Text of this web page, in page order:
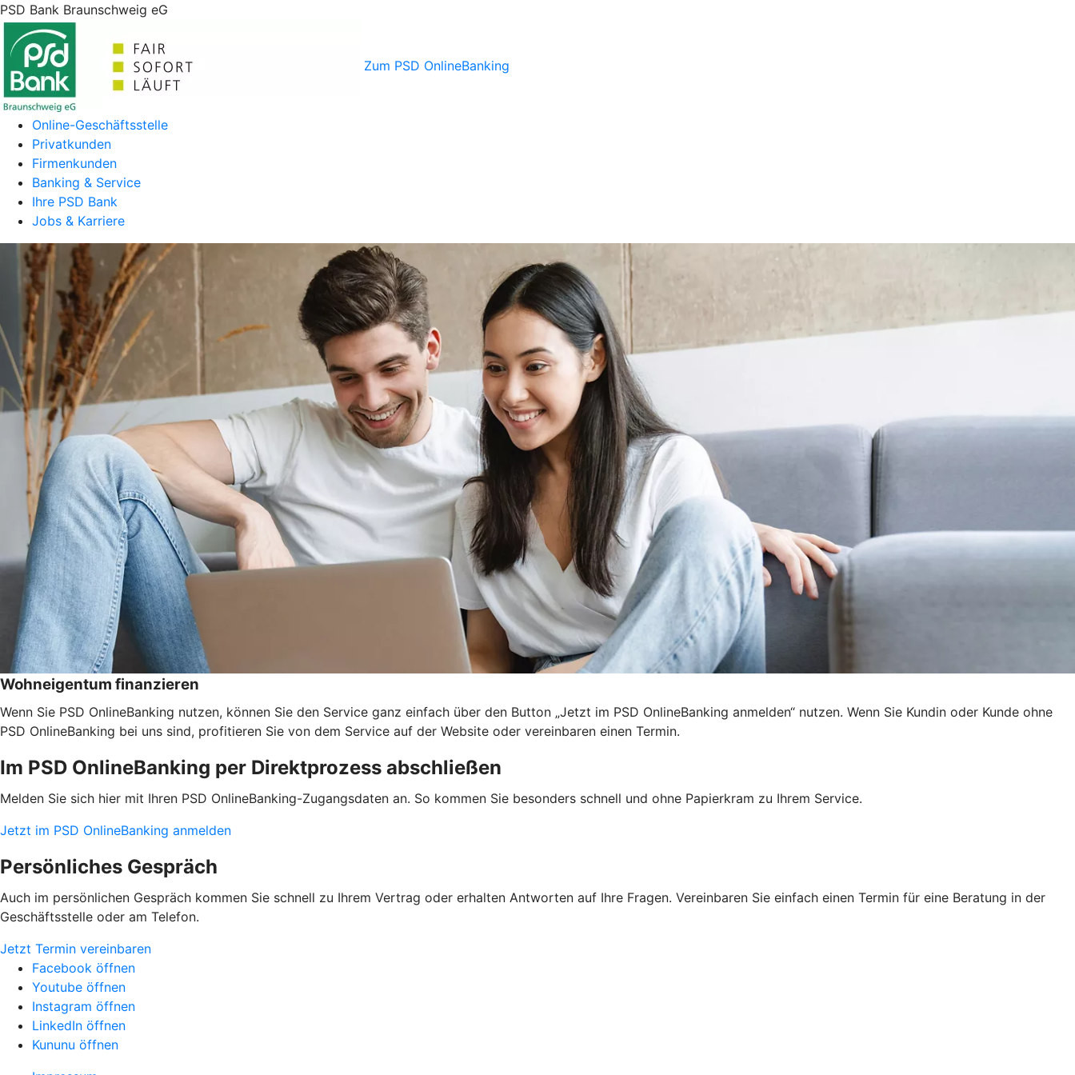
PSD Bank Braunschweig eG
Zum PSD OnlineBanking
Online-Geschäftsstelle
Privatkunden
Firmenkunden
Banking & Service
Ihre PSD Bank
Jobs & Karriere
Wohneigentum finanzieren
Wenn Sie PSD OnlineBanking nutzen, können Sie den Service ganz einfach über den Button „Jetzt im PSD OnlineBanking anmelden“ nutzen. Wenn Sie Kundin oder Kunde ohne
PSD OnlineBanking bei uns sind, profitieren Sie von dem Service auf der Website oder vereinbaren einen Termin.
Im PSD OnlineBanking per Direktprozess abschließen
Melden Sie sich hier mit Ihren PSD OnlineBanking-Zugangsdaten an. So kommen Sie besonders schnell und ohne Papierkram zu Ihrem Service.
Jetzt im PSD OnlineBanking anmelden
Persönliches Gespräch
Auch im persönlichen Gespräch kommen Sie schnell zu Ihrem Vertrag oder erhalten Antworten auf Ihre Fragen. Vereinbaren Sie einfach einen Termin für eine Beratung in der
Geschäftsstelle oder am Telefon.
Jetzt Termin vereinbaren
Facebook öffnen
Youtube öffnen
Instagram öffnen
LinkedIn öffnen
Kununu öffnen